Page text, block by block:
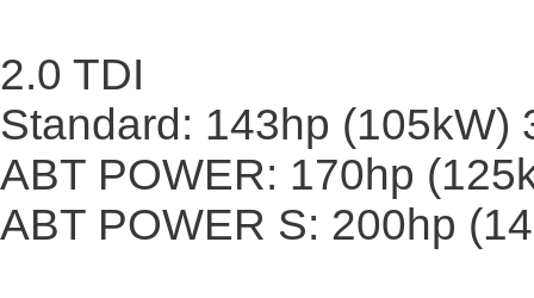
2.0 TDI
Standard: 143hp (105kW)
ABT POWER: 170hp
ABT POWER S: 200hp